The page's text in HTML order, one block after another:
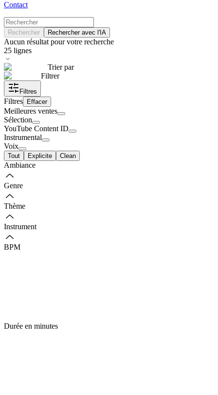
Contact
Rechercher Rechercher avec l'IA
Aucun résultat pour votre recherche
25 lignes
Trier par
Filtrer
Filtres
Filtres Effacer
Meilleures ventes
Sélection
YouTube Content ID
Instrumental
Voix
Tout Explicite Clean
Ambiance
Genre
Thème
Instrument
BPM
Durée en minutes